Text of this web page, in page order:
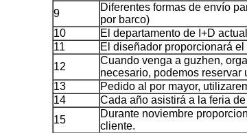
9
Diferentes formas de envío
por barco)
10
El departamento de I+D
11
El diseñador proporcionará el
12
Cuando venga a guzhen,
necesario, podemos reservar
13
Pedido al por mayor,
14
Cada año asistirá a la feria
15
Durante noviembre
cliente.